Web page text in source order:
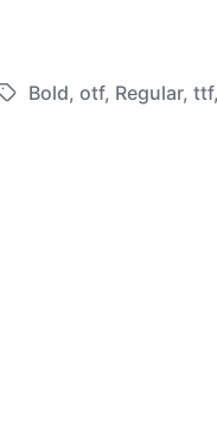
标
Bold,otf, Regular,ttf